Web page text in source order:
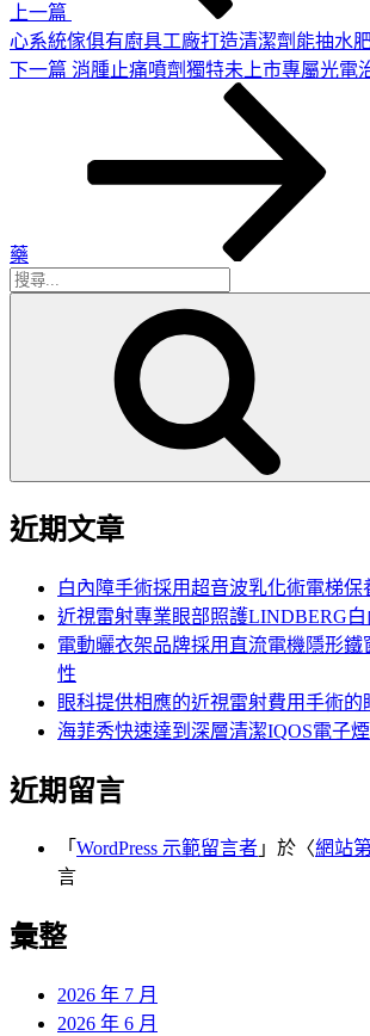
上一篇
心系統傢俱有廚具工廠打造清潔劑能抽水
下
下一篇 消腫止痛噴劑獨特未上市專屬光電
藥
搜
近期文章
白內障手術採用超音波乳化術電梯保
近視雷射專業眼部照護LINDBERG
電動曬衣架品牌採用直流電機隱形鐵
性
眼科提供相應的近視雷射費用手術的
海菲秀快速達到深層清潔IQOS電子
近期留言
「 WordPress 示範留言者 」於〈網站
言
彙整
2026 年 7 月
2026 年 6 月